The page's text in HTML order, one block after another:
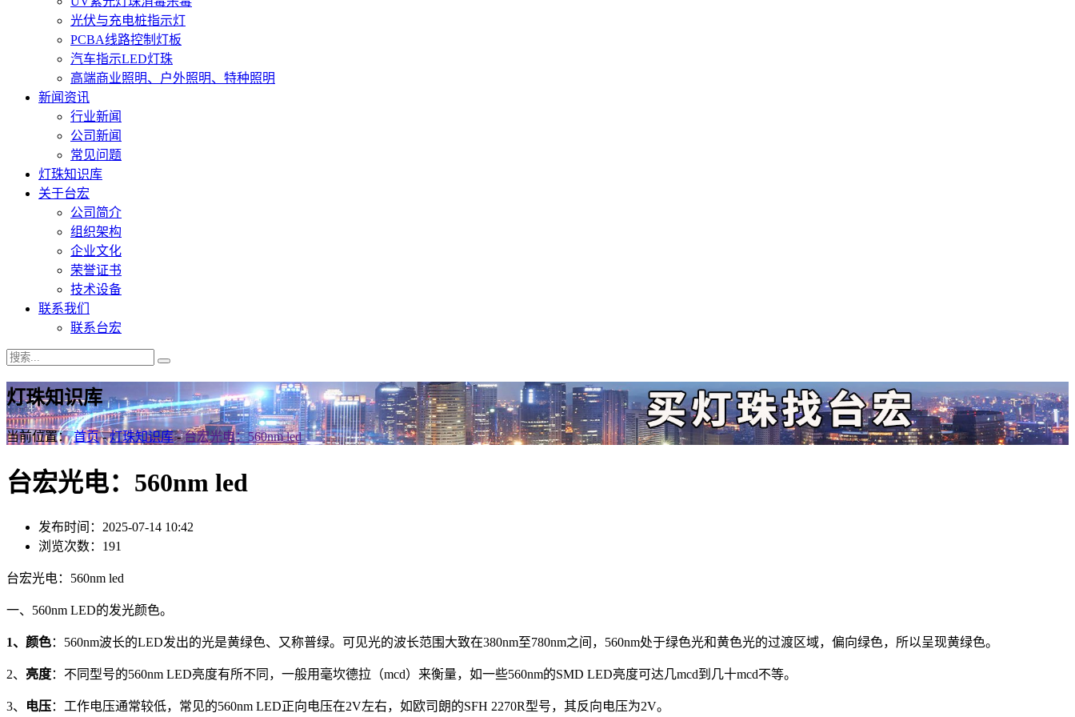
光伏与充电桩指示灯
PCBA线路控制灯板
汽车指示LED灯珠
高端商业照明、户外照明、特种照明
新闻资讯
行业新闻
公司新闻
常见问题
灯珠知识库
关于台宏
公司简介
组织架构
企业文化
荣誉证书
技术设备
联系我们
联系台宏
灯珠知识库
当前位置：首页-灯珠知识库-台宏光电：560nm led
台宏光电：560nm led
发布时间：2025-07-14 10:42
浏览次数：191
台宏光电：560nm led
一、560nm LED的发光颜色。
1、颜色：560nm波长的LED发出的光是黄绿色、又称普绿。可见光的波长范围大致在380nm至780nm之间，560nm处于绿色光和黄色光的过渡区域，偏向绿色，所以呈现黄绿色。
2、 亮度：不同型号的560nm LED亮度有所不同，一般用毫坎德拉（mcd）来衡量，如一些560nm的SMD LED亮度可达几mcd到几十mcd不等。
3、 电压：工作电压通常较低，常见的560nm LED正向电压在2V左右，如欧司朗的SFH 2270R型号，其反向电压为2V。